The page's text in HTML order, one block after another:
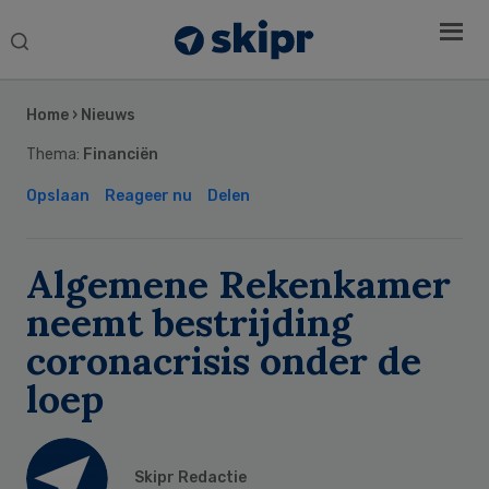
Search
Home › Nieuws
Thema: Financiën
Opslaan Reageer nu Delen
Algemene Rekenkamer
neemt bestrijding
coronacrisis onder de
loep
Skipr Redactie
Sidebar